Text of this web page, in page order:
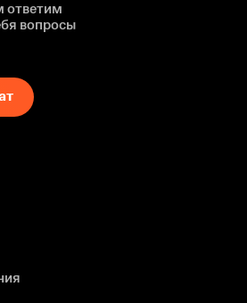
ответим
вопросы